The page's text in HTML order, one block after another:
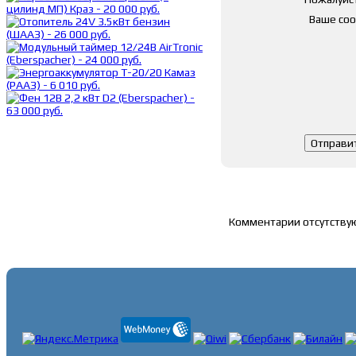
Ваше
Комментарии